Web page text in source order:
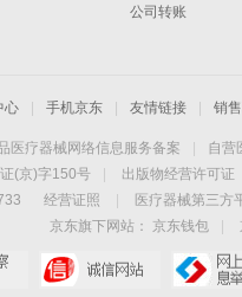
公司转账
心 手机京东 友情链接 销
医疗器械网络信息服务备案 自营
(京)字150号
出版物经营许可证
经营证照 医疗器械第三方
京东旗下网站：
京东钱包